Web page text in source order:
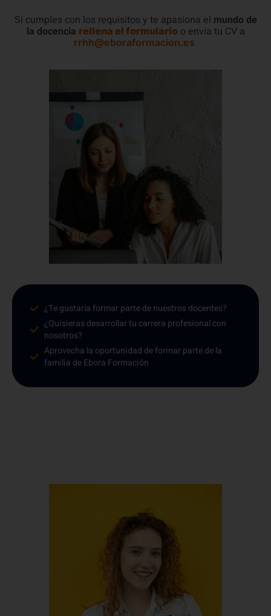
¿Te gustaría formar parte de nuestros docentes?
¿Quisieras desarrollar tu carrera profesional con
nosotros?
Aprovecha la oportunidad de formar parte de la
familia de Ebora Formación
Si cumples con los requisitos y te apasiona el mundo de
la docencia rellena el formularioo envía tu CV a
rrhh@eboraformacion.es